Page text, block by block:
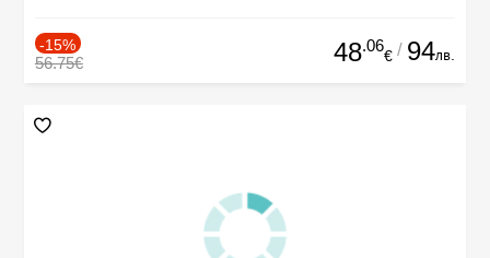
-15%
56.75€ 48.06
€ / 94лв.